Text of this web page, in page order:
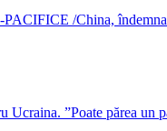
/China,
”Poate părea un